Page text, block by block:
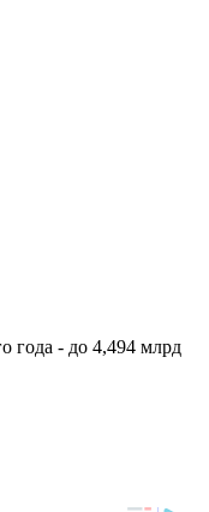
года - до 4,494 млрд